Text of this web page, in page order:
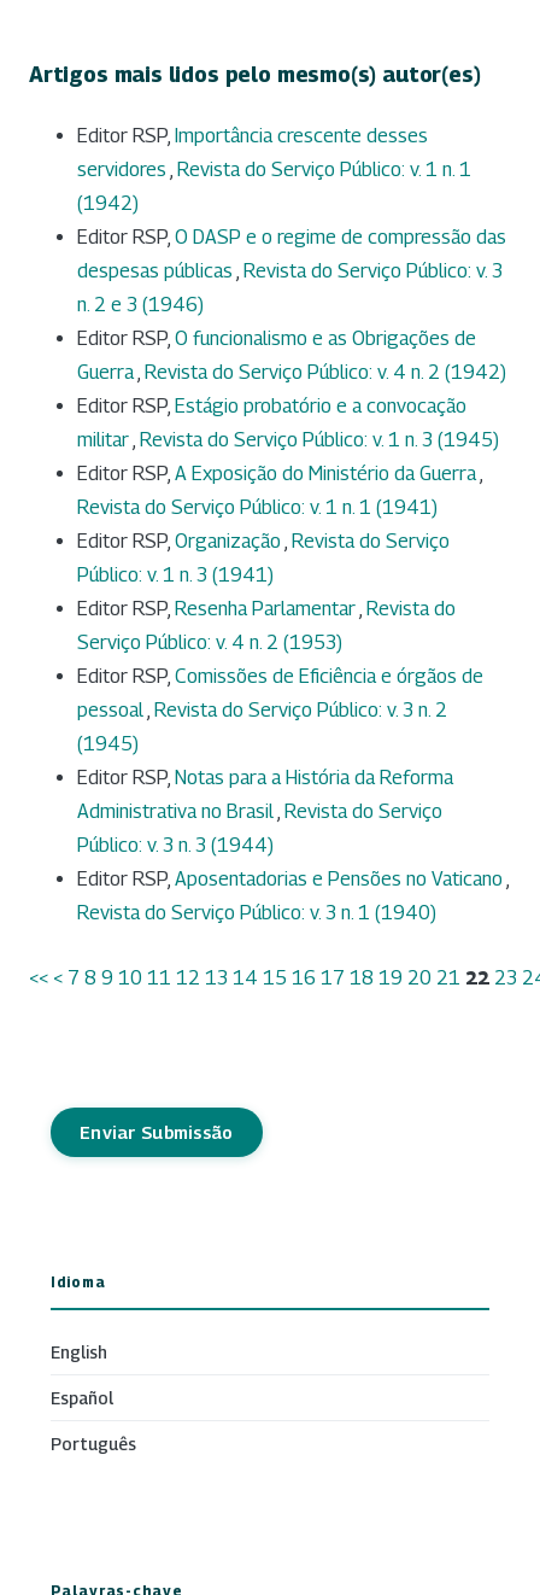
Artigos mais lidos pelo mesmo(s) autor(es)
Editor RSP, Importância crescente desses
servidores , Revista do Serviço Público: v. 1 n. 1
(1942)
Editor RSP, O DASP e o regime de compressão das
despesas públicas , Revista do Serviço Público: v. 3
n. 2 e 3 (1946)
Editor RSP, O funcionalismo e as Obrigações de
Guerra, Revista do Serviço Público: v. 4 n. 2 (1942)
Editor RSP, Estágio probatório e a convocação
militar, Revista do Serviço Público: v. 1 n. 3 (1945)
Editor RSP, A Exposição do Ministério da Guerra,
Revista do Serviço Público: v. 1 n. 1 (1941)
Editor RSP, Organização , Revista do Serviço
Público: v. 1 n. 3 (1941)
Editor RSP, Resenha Parlamentar, Revista do
Serviço Público: v. 4 n. 2 (1953)
Editor RSP, Comissões de Eficiência e órgãos de
pessoal, Revista do Serviço Público: v. 3 n. 2
(1945)
Editor RSP, Notas para a História da Reforma
Administrativa no Brasil, Revista do Serviço
Público: v. 3 n. 3 (1944)
Editor RSP, Aposentadorias e Pensões no Vaticano ,
Revista do Serviço Público: v. 3 n. 1 (1940)
<< < 7 8 9 10 11 12 13 14 15 16 17 18 19 20 21 22 23
Enviar Submissão
Idioma
English
Español
Português
Palavras-chave